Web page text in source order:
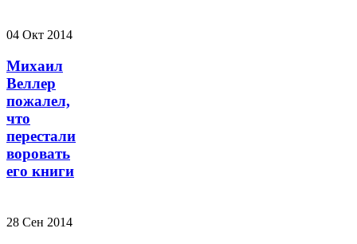
04 Окт 2014
Михаил
Веллер
пожалел,
что
перестали
воровать
его книги
28 Сен 2014